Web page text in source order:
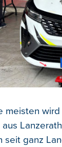
meisten
seit ganz